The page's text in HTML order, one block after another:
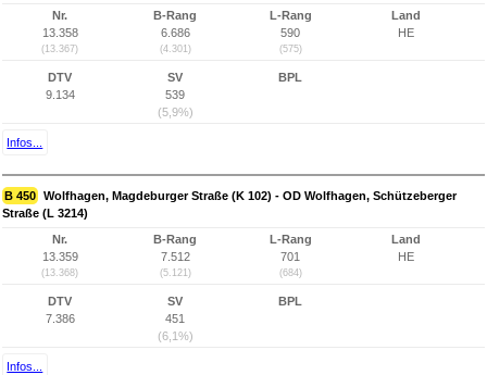
Nr.
13.358
(13.367)
B-Rang
6.686
(4.301)
L-Rang
590
(575)
Land
HE
DTV
9.134
SV
539
(5,9%)
BPL
Infos...
B 450 Wolfhagen, Magdeburger Straße (K 102) - OD Wolfhagen, Schützeberger
Straße (L 3214)
Nr.
13.359
(13.368)
B-Rang
7.512
(5.121)
L-Rang
701
(684)
Land
HE
DTV
7.386
SV
451
(6,1%)
BPL
Infos...